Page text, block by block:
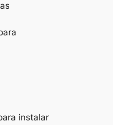
instalar